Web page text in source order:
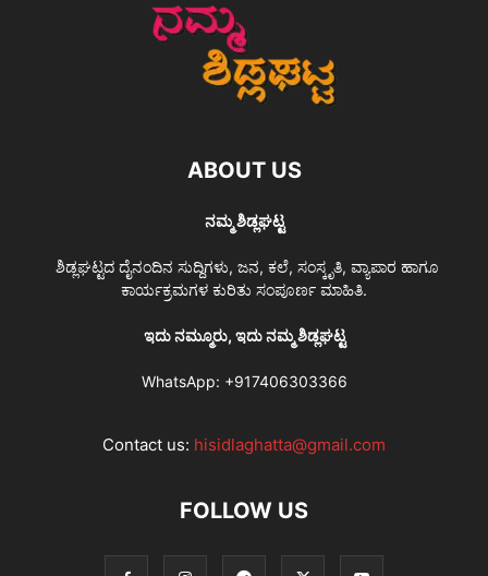
ABOUT US
ನಮ್ಮ ಶಿಡ್ಲಘಟ್ಟ
ಶಿಡ್ಲಘಟ್ಟದ ದೈನಂದಿನ ಸುದ್ದಿಗಳು, ಜನ, ಕಲೆ, ಸಂಸ್ಕೃತಿ, ವ್ಯಾಪಾರ ಹಾಗೂ
ಕಾರ್ಯಕ್ರಮಗಳ ಕುರಿತು ಸಂಪೂರ್ಣ ಮಾಹಿತಿ.
ಇದು ನಮ್ಮೂರು, ಇದು ನಮ್ಮ ಶಿಡ್ಲಘಟ್ಟ
WhatsApp: +917406303366
Contact us: hisidlaghatta@gmail.com
FOLLOW US